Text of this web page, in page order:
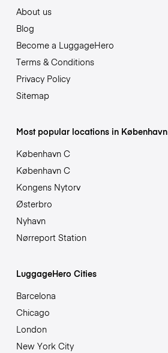
About us
Blog
Become a LuggageHero
Terms & Conditions
Privacy Policy
Sitemap
Most popular locations in København
København C
København C
Kongens Nytorv
Østerbro
Nyhavn
Nørreport Station
LuggageHero Cities
Barcelona
Chicago
London
New York City